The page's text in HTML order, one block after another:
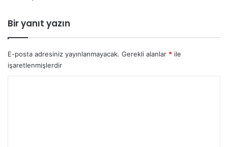
l
o
y
d
Bir yanıt yazın
E-posta adresiniz yayınlanmayacak. Gerekli alanlar * ile
işaretlenmişlerdir